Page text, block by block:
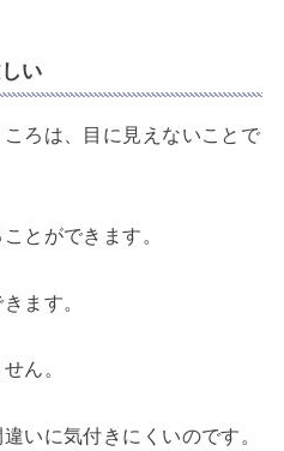
い
ろは、目に見えないことで
とができます。
ます。
ん。
いに気付きにくいのです。